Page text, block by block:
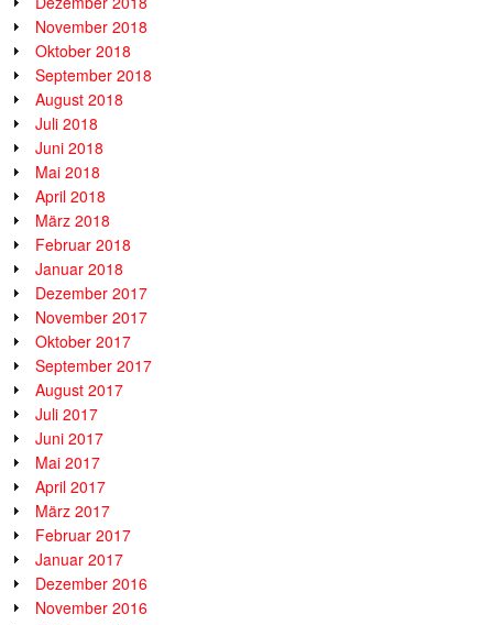
November 2018
Oktober 2018
September 2018
August 2018
Juli 2018
Juni 2018
Mai 2018
April 2018
März 2018
Februar 2018
Januar 2018
Dezember 2017
November 2017
Oktober 2017
September 2017
August 2017
Juli 2017
Juni 2017
Mai 2017
April 2017
März 2017
Februar 2017
Januar 2017
Dezember 2016
November 2016